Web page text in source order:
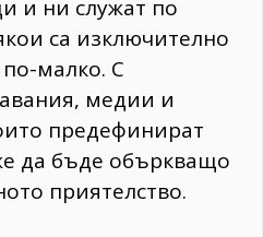
и ни служат по
са изключително
малко. С
медии и
предефинират
да бъде объркващо
приятелство.